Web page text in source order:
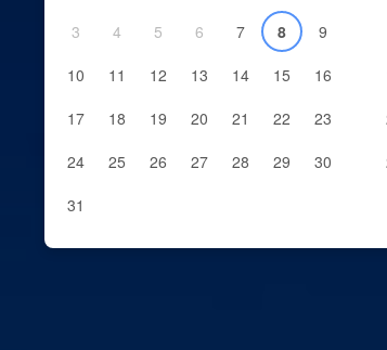
3
4 5 6 7 8
9
10
11 12 13 14 15
16
17
18 19 20 21 22
23
24
25 26 27 28 29
30
31